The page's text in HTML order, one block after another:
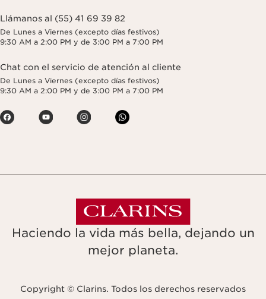
Llámanos al (55) 41 69 39 82
De Lunes a Viernes (excepto días festivos)
9:30 AM a 2:00 PM y de 3:00 PM a 7:00 PM
Chat con el servicio de atención al cliente
De Lunes a Viernes (excepto días festivos)
9:30 AM a 2:00 PM y de 3:00 PM a 7:00 PM
Haciendo la vida más bella, dejando un
mejor planeta.
Copyright © Clarins. Todos los derechos reservados